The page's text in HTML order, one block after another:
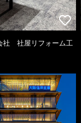
社 社屋リフォーム工